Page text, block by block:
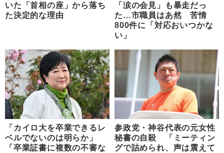
いた「首相の座」から落ち
た決定的な理由
「涙の会見」も暴走だっ
た…市職員はあ然 苦情
800件に「対応おいつかな
い」
「カイロ大を卒業できるレ
ベルでないのは明らか」
「卒業証書に複数の不審な
参政党・神谷代表の元女性
秘書の自殺 「ミーティン
グで詰められ、声は震えて